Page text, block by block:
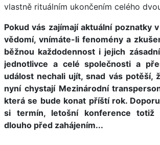
vlastně rituálním ukončením celého
Pokud vás zajímají aktuální poznatky
vědomí, vnímáte-li fenomény a
běžnou každodennost i jejich
jednotlivce a celé společnosti a
událost nechali ujít, snad vás potěší,
nyní chystají Mezinárodní
která se bude konat příští rok.
si termín, letošní konference totiž
dlouho před zahájením...